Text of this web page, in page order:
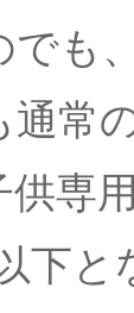
でも
通常
供専
下